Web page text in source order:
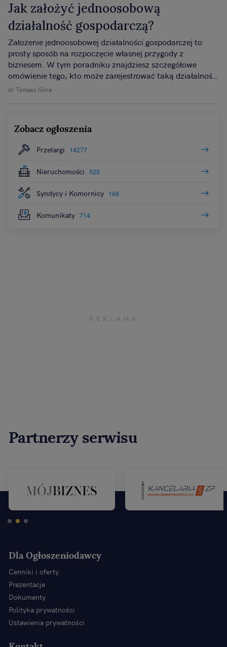
Jak założyć jednoosobową
działalność gospodarczą?
dr Tomasz Góra
Założenie jednoosobowej działalności gospodarczej to
prosty sposób na rozpoczęcie własnej przygody z
biznesem. W tym poradniku znajdziesz szczegółowe
omówienie tego, kto może zarejestrować taką działalność,
jakie dokumenty są potrzebne i jakie decyzje trzeba
Zobacz ogłoszenia
Przetargi 14277
Nieruchomości 525
Syndycy i Komornicy 168
Komunikaty 714
Partnerzy serwisu
Dla Ogłoszeniodawcy
Cenniki i oferty
Prezentacje
Dokumenty
Polityka prywatności
Ustawienia prywatności